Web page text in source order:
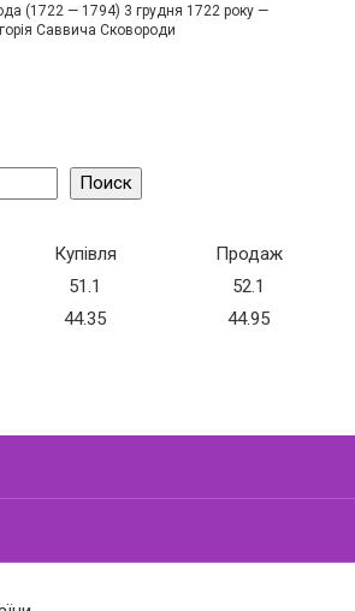
(1722 — 1794) 3 грудня 1722 року —
Саввича Сковороди
Поиск
Купівля
Продаж
51.1
52.1
44.35 44.95